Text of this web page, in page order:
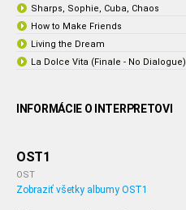
Sharps, Sophie, Cuba, Chaos
How to Make Friends
Living the Dream
La Dolce Vita (Finale - No Dialogue)
INFORMÁCIE O INTERPRETOVI
OST1
OST
Zobraziť všetky albumy OST1